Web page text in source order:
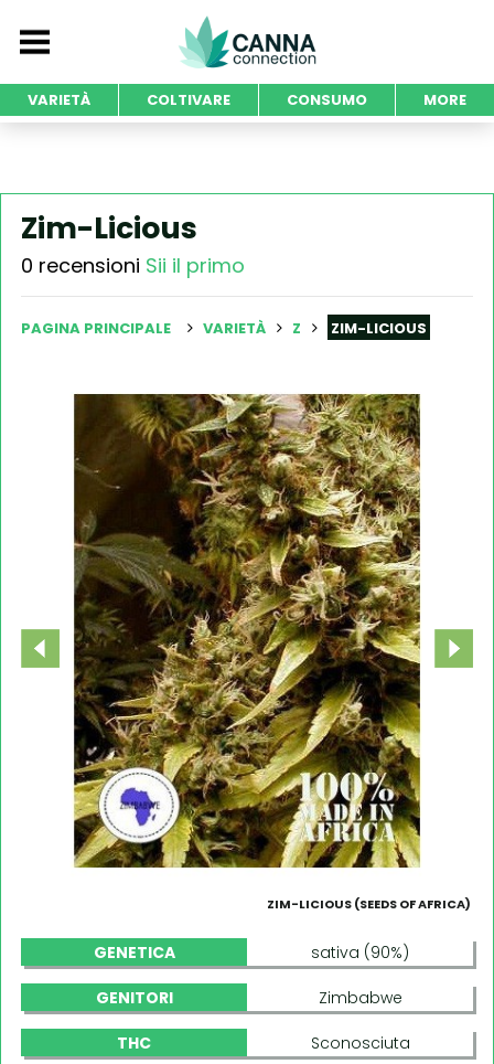
VARIETÀ COLTIVARE CONSUMO MORE
Zim-Licious
0 recensioni Sii il primo
PAGINA PRINCIPALE VARIETÀ Z ZIM-LICIOUS
ZIM-LICIOUS (SEEDS OF AFRICA)
GENETICA sativa (90%)
GENITORI Zimbabwe
THC Sconosciuta